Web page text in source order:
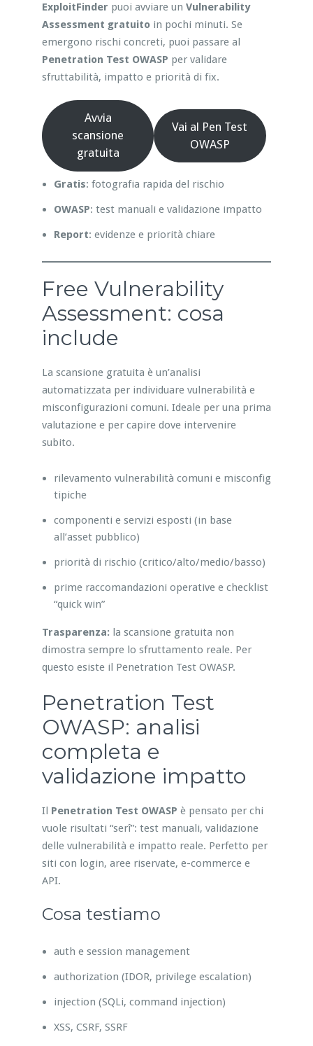
ExploitFinder puoi avviare un Vulnerability
Assessment gratuitoin pochi minuti. Se
emergono rischi concreti, puoi passare al
Penetration Test OWASP per validare
sfruttabilità, impatto e priorità di fix.
Avvia
scansione
gratuita
Vai al Pen Test
OWASP
Gratis: fotografia rapida del rischio
OWASP: test manuali e validazione impatto
Report: evidenze e priorità chiare
Free Vulnerability
Assessment: cosa
include
La scansione gratuita è un’analisi
automatizzata per individuare vulnerabilità e
misconfigurazioni comuni. Ideale per una prima
valutazione e per capire dove intervenire
subito.
rilevamento vulnerabilità comuni e misconfig
tipiche
componenti e servizi esposti (in base
all’asset pubblico)
priorità di rischio (critico/alto/medio/basso)
prime raccomandazioni operative e checklist
“quick win”
Trasparenza: la scansione gratuita non
dimostra sempre lo sfruttamento reale. Per
questo esiste il Penetration Test OWASP.
Penetration Test
OWASP: analisi
completa e
validazione impatto
Il Penetration Test OWASP è pensato per chi
vuole risultati “serî”: test manuali, validazione
delle vulnerabilità e impatto reale. Perfetto per
siti con login, aree riservate, e-commerce e
API.
Cosa testiamo
auth e session management
authorization (IDOR, privilege escalation)
injection (SQLi, command injection)
XSS, CSRF, SSRF